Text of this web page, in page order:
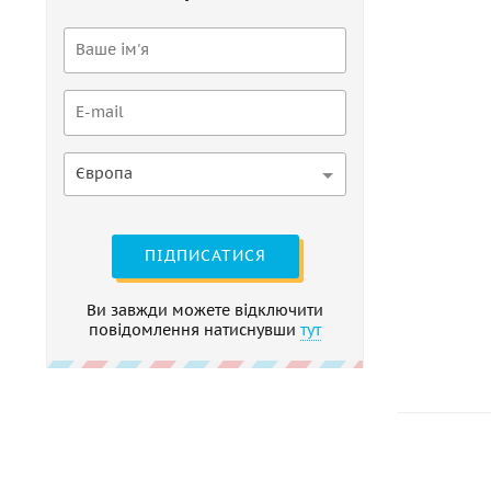
Європа
ПІДПИСАТИСЯ
Ви завжди можете відключити
повідомлення натиснувши тут